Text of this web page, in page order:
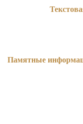
Памятные